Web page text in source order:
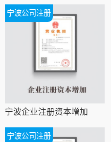
宁波公司注册
宁波企业注册资本增加
宁波公司注册